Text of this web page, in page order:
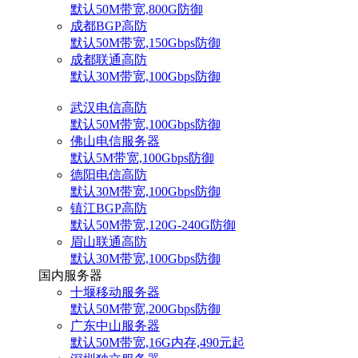
默认50M带宽,800G防御
成都BGP高防
默认50M带宽,150Gbps防御
成都联通高防
默认30M带宽,100Gbps防御
武汉电信高防
默认50M带宽,100Gbps防御
佛山电信服务器
默认5M带宽,100Gbps防御
德阳电信高防
默认30M带宽,100Gbps防御
镇江BGP高防
默认50M带宽,120G-240G防御
眉山联通高防
默认30M带宽,100Gbps防御
国内服务器
十堰移动服务器
默认50M带宽,200Gbps防御
广东中山服务器
默认50M带宽,16G内存,490元起